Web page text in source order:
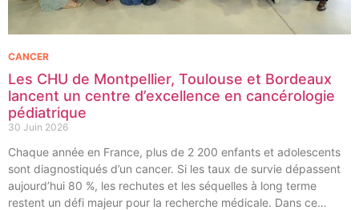
Les CHU de Montpellier, Toulouse et Bordeaux
lancent un centre d’excellence en cancérologie
pédiatrique
30 Juin 2026
CANCER
Chaque année en France, plus de 2 200 enfants et adolescents
sont diagnostiqués d’un cancer. Si les taux de survie dépassent
aujourd’hui 80 %, les rechutes et les séquelles à long terme
restent un défi majeur pour la recherche médicale. Dans ce